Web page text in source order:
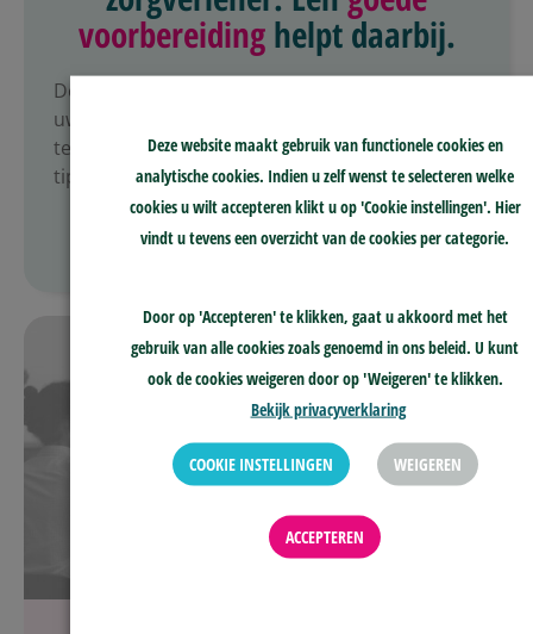
voorbereiding helpt daarbij.
De ervaring leert dat een 1-op-1 gesprek met
uw zorgverlener vaak al veel oplost. Ziet u daar
tegenop? Dan helptskgeu verder met handige
tips.
LEES VERDER
Deze website maakt gebruik van functionele cookies en
analytische cookies. Indien u zelf wenst te selecteren welke
cookies u wilt accepteren klikt u op 'Cookie instellingen'. Hier
vindt u tevens een overzicht van de cookies per categorie.
Door op 'Accepteren' te klikken, gaat u akkoord met het
gebruik van alle cookies zoals genoemd in ons beleid. U kunt
ook de cookies weigeren door op 'Weigeren' te klikken.
Bekijk privacyverklaring
COOKIE INSTELLINGEN WEIGEREN
ACCEPTEREN